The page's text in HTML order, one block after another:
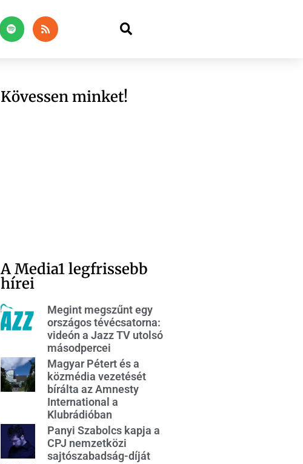
Kövessen minket!
A Media1 legfrissebb
hírei
Megint megszűnt egy
országos tévécsatorna:
videón a Jazz TV utolsó
másodpercei
Magyar Pétert és a
közmédia vezetését
bírálta az Amnesty
International a
Klubrádióban
Panyi Szabolcs kapja a
CPJ nemzetközi
sajtószabadság-díját